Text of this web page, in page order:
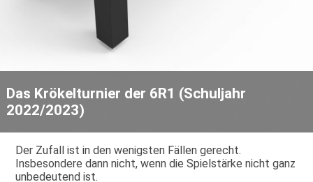
Das Krökelturnier der 6R1 (Schuljahr
2022/2023)
Der Zufall ist in den wenigsten Fällen gerecht.
Insbesondere dann nicht, wenn die Spielstärke nicht ganz
unbedeutend ist.